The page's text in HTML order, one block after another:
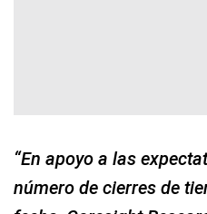
“En apoyo a las
número de cierres de